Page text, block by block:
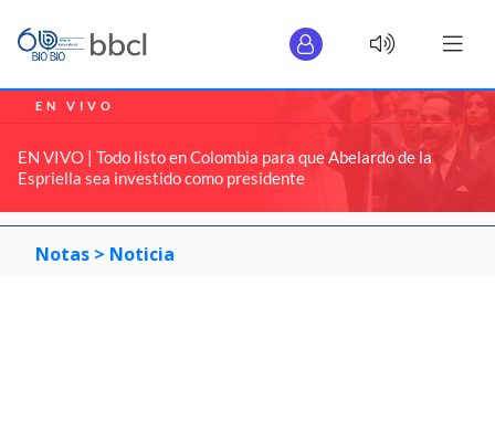
EN VIVO
EN VIVO | Todo listo en Colombia para que Abelardo de la
Espriella sea investido como presidente
Notas > Noticia